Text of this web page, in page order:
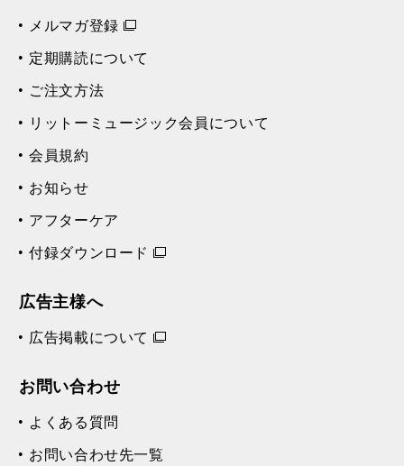
メルマガ登録
定期購読について
ご注文方法
リットーミュージック会員について
会員規約
お知らせ
アフターケア
付録ダウンロード
広告主様へ
広告掲載について
お問い合わせ
よくある質問
お問い合わせ先一覧